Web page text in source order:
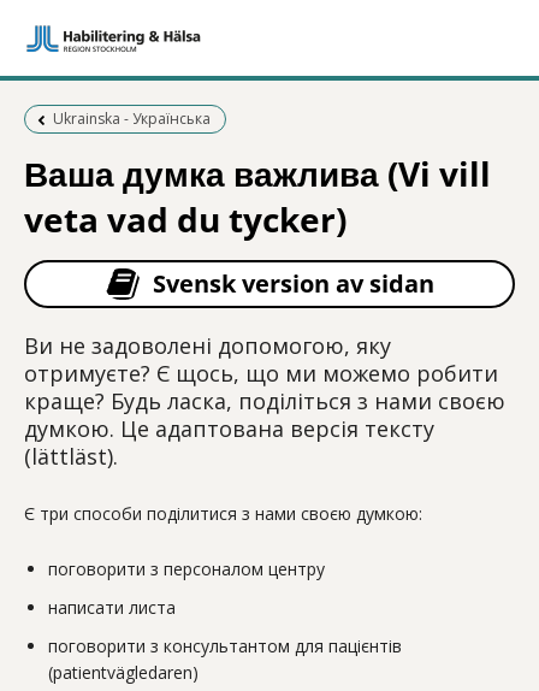
Föregående sida:
Ukrainska - Українська
Ваша думка важлива (Vi vill
veta vad du tycker)
Svensk version av sidan
Ви не задоволені допомогою, яку
отримуєте? Є щось, що ми можемо робити
краще? Будь ласка, поділіться з нами своєю
думкою. Це адаптована версія тексту
(lättläst).
Є три способи поділитися з нами своєю думкою:
поговорити з персоналом центру
написати листа
поговорити з консультантом для пацієнтів
(patientvägledaren)